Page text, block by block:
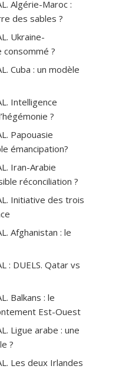
Algérie-Maroc :
des sables ?
Ukraine-
consommé ?
Cuba : un modèle
Intelligence
?
Papouasie
émancipation?
Iran-Arabie
réconciliation ?
Initiative des trois
Afghanistan : le
: DUELS. Qatar vs
Balkans : le
Est-Ouest
Ligue arabe : une
?
Les deux Irlandes